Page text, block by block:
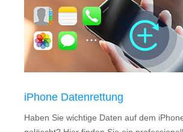
iPhone Datenrettung
Haben Sie wichtige Daten auf dem